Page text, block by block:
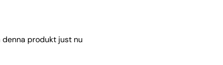
produkt just nu